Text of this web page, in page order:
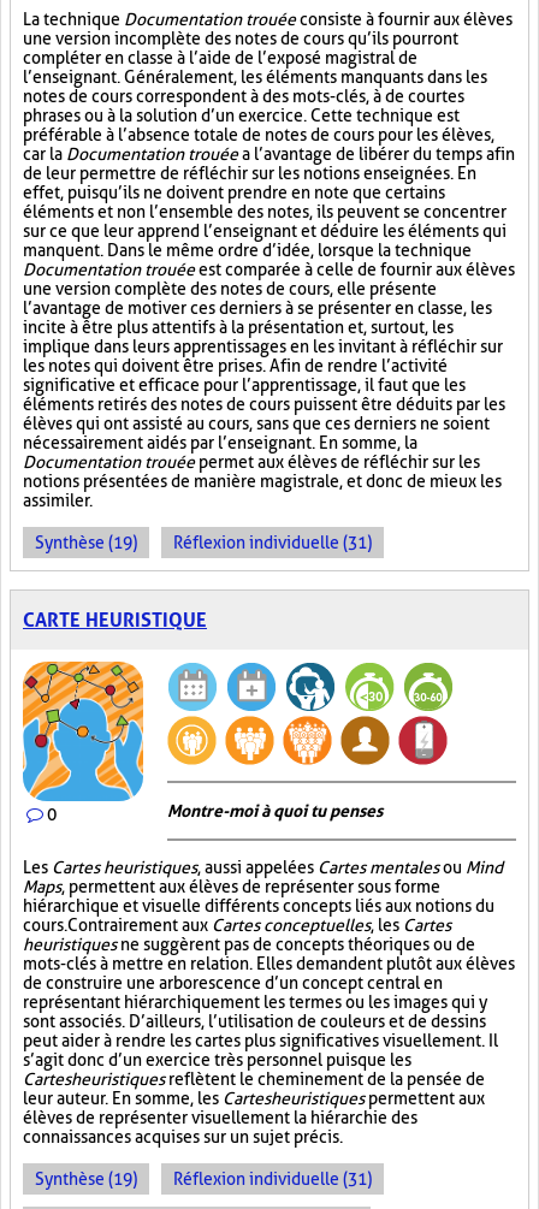
La technique Documentation trouéeconsiste à fournir aux élèves
une version incomplète des notes de cours qu’ils pourront
compléter en classe à l’aide de l’exposé magistral de
l’enseignant. Généralement, les éléments manquants dans les
notes de cours correspondent à des mots-clés, à de courtes
phrases ou à la solution d’un exercice. Cette technique est
préférable à l’absence totale de notes de cours pour les élèves,
car la Documentation trouéea l’avantage de libérer du temps afin
de leur permettre de réfléchir sur les notions enseignées. En
effet, puisqu’ils ne doivent prendre en note que certains
éléments et non l’ensemble des notes, ils peuvent se concentrer
sur ce que leur apprend l’enseignant et déduire les éléments qui
manquent. Dans le même ordre d’idée, lorsque la technique
Documentation trouéeest comparée à celle de fournir aux élèves
une version complète des notes de cours, elle présente
l’avantage de motiver ces derniers à se présenter en classe, les
incite à être plus attentifs à la présentation et, surtout, les
implique dans leurs apprentissages en les invitant à réfléchir sur
les notes qui doivent être prises. Afin de rendre l’activité
significative et efficace pour l’apprentissage, il faut que les
éléments retirés des notes de cours puissent être déduits par les
élèves qui ont assisté au cours, sans que ces derniers ne soient
nécessairement aidés par l’enseignant. En somme, la
Documentation trouéepermet aux élèves de réfléchir sur les
notions présentées de manière magistrale, et donc de mieux les
assimiler.
Synthèse (19) Réflexion individuelle (31)
CARTE HEURISTIQUE
0 Montre-moi à quoi tu penses
Les Cartes heuristiques, aussi appelées Cartes mentalesou Mind
Maps, permettent aux élèves de représenter sous forme
hiérarchique et visuelle différents concepts liés aux notions du
cours. Contrairement aux Cartes conceptuelles, les Cartes
heuristiquesne suggèrent pas de concepts théoriques ou de
mots-clés à mettre en relation. Elles demandent plutôt aux élèves
de construire une arborescence d’un concept central en
représentant hiérarchiquement les termes ou les images qui y
sont associés. D’ailleurs, l’utilisation de couleurs et de dessins
peut aider à rendre les cartes plus significatives visuellement. Il
s’agit donc d’un exercice très personnel puisque les
Cartes heuristiquesreflètent le cheminement de la pensée de
leur auteur. En somme, les Cartes heuristiquespermettent aux
élèves de représenter visuellement la hiérarchie des
connaissances acquises sur un sujet précis.
Synthèse (19) Réflexion individuelle (31)